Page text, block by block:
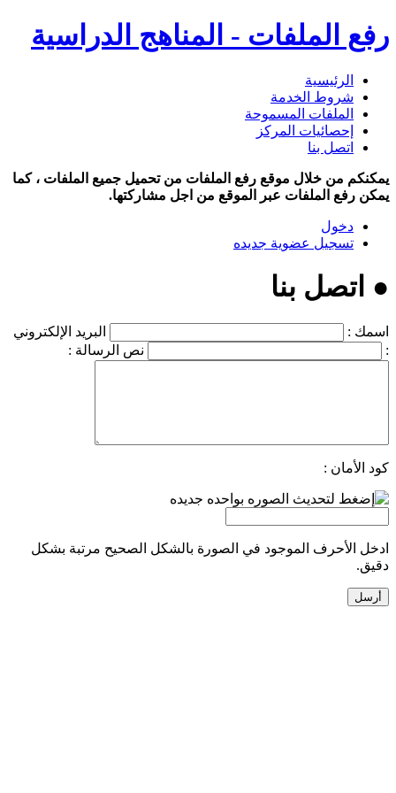
رفع الملفات - المناهج الدراسية
الرئيسية
شروط الخدمة
الملفات المسموحة
إحصائيات المركز
اتصل بنا
يمكنكم من خلال موقع رفع الملفات من تحميل جميع الملفات ، كما
يمكن رفع الملفات عبر الموقع من اجل مشاركتها.
دخول
تسجيل عضوية جديده
● اتصل بنا
اسمك :
البريد الإلكتروني
:
نص الرسالة :
كود الأمان :
ادخل الأحرف الموجود في الصورة بالشكل الصحيح مرتبة بشكل
دقيق.